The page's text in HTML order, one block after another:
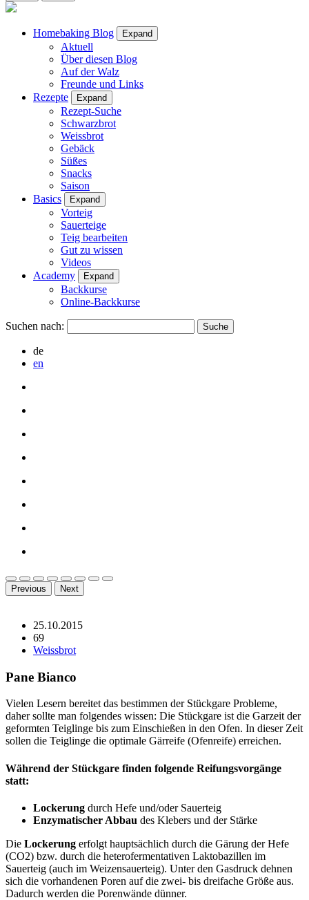
Homebaking Blog Expand
Aktuell
Über diesen Blog
Auf der Walz
Freunde und Links
Rezepte
Expand
Rezept-Suche
Schwarzbrot
Weissbrot
Gebäck
Süßes
Snacks
Saison
Basics
Expand
Vorteig
Sauerteige
Teig bearbeiten
Gut zu wissen
Videos
Academy
Expand
Backkurse
Online-Backkurse
Suchen nach:
de
en
Previous Next
25.10.2015
69
Weissbrot
Pane Bianco
Vielen Lesern bereitet das bestimmen der Stückgare Probleme,
daher sollte man folgendes wissen: Die Stückgare ist die Garzeit der
geformten Teiglinge bis zum Einschießen in den Ofen. In dieser Zeit
sollen die Teiglinge die optimale Gärreife (Ofenreife) erreichen.
Während der Stückgare finden folgende Reifungsvorgänge
statt:
Lockerung durch Hefe und/oder Sauerteig
Enzymatischer Abbau des Klebers und der Stärke
Die Lockerung erfolgt hauptsächlich durch die Gärung der Hefe
(CO2) bzw. durch die heterofermentativen Laktobazillen im
Sauerteig (auch im Weizensauerteig). Unter den Gasdruck dehnen
sich die vorhandenen Poren auf die zwei- bis dreifache Größe aus.
Dadurch werden die Porenwände dünner.